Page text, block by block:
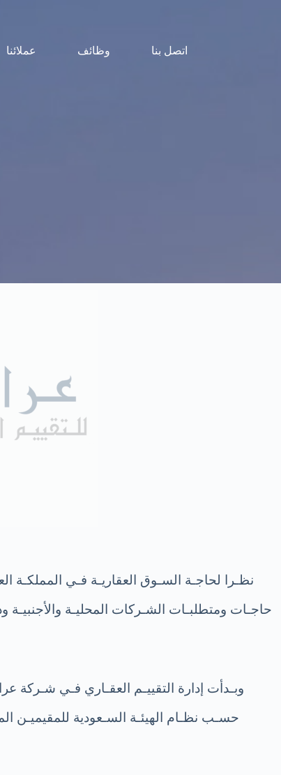
عملائنا وظائف اتصل بنا
نظـرا لحاجـة السـوق العقاريـة فـي المملكـة
حاجـات ومتطلبـات الشـركات المحليـة